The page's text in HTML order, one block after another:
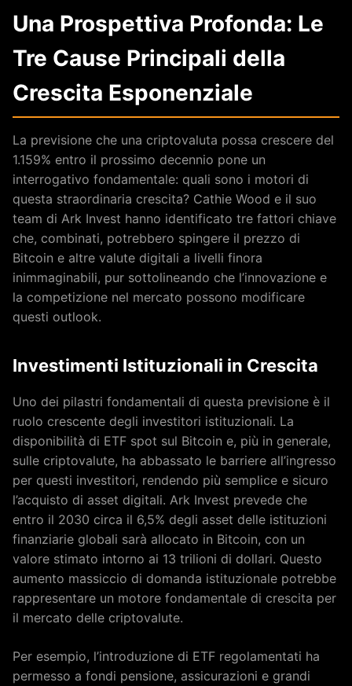
Una Prospettiva Profonda: Le
Tre Cause Principali della
Crescita Esponenziale
La previsione che una criptovaluta possa crescere del
1.159% entro il prossimo decennio pone un
interrogativo fondamentale: quali sono i motori di
questa straordinaria crescita? Cathie Wood e il suo
team di Ark Invest hanno identificato tre fattori chiave
che, combinati, potrebbero spingere il prezzo di
Bitcoin e altre valute digitali a livelli finora
inimmaginabili, pur sottolineando che l’innovazione e
la competizione nel mercato possono modificare
questi outlook.
Investimenti Istituzionali in Crescita
Uno dei pilastri fondamentali di questa previsione è il
ruolo crescente degli investitori istituzionali. La
disponibilità di ETF spot sul Bitcoin e, più in generale,
sulle criptovalute, ha abbassato le barriere all’ingresso
per questi investitori, rendendo più semplice e sicuro
l’acquisto di asset digitali. Ark Invest prevede che
entro il 2030 circa il 6,5% degli asset delle istituzioni
finanziarie globali sarà allocato in Bitcoin, con un
valore stimato intorno ai 13 trilioni di dollari. Questo
aumento massiccio di domanda istituzionale potrebbe
rappresentare un motore fondamentale di crescita per
il mercato delle criptovalute.
Per esempio, l’introduzione di ETF regolamentati ha
permesso a fondi pensione, assicurazioni e grandi